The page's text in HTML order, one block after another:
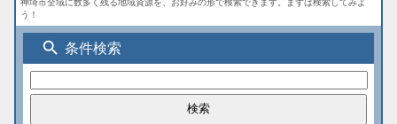
う！
search 条件検索